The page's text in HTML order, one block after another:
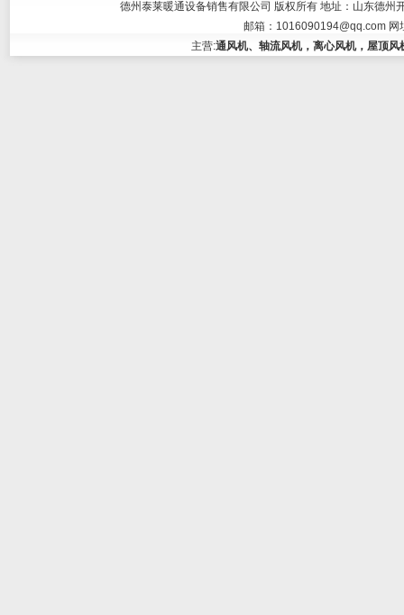
德州泰莱暖通设备销售有限公司 版权所有 地址：山东德
邮箱： 1016090194@qq.com网
主营:通风机、轴流风机，离心风机，屋顶